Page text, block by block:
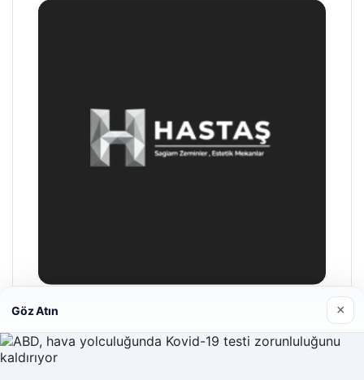
Enes Kaplan Avukatlık Bürosu
28/04/2026
Göz Atın ×